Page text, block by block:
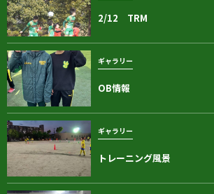
2/12 TRM
ギャラリー
OB情報
ギャラリー
トレーニング風景